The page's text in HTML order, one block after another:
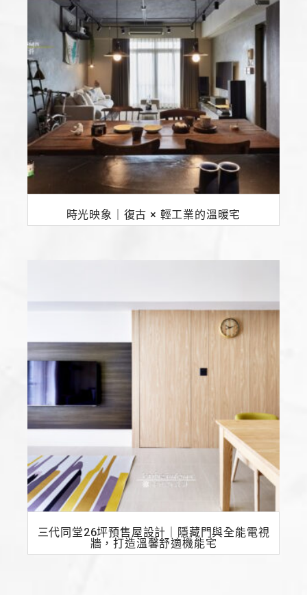
時光映象｜復古 × 輕工業的溫暖宅
三代同堂26坪預售屋設計｜隱藏門與全能電視
牆，打造溫馨舒適機能宅